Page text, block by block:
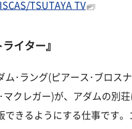
TSUTAYA TV
イター』
ム･ラング(ピアース･ブロス
マクレガー)が、アダムの別
できるようにする仕事です